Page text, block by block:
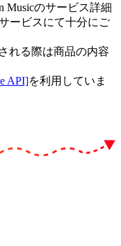
Musicのサービス詳細
ービスにて十分にご
れる際は商品の内容
API]を利用していま